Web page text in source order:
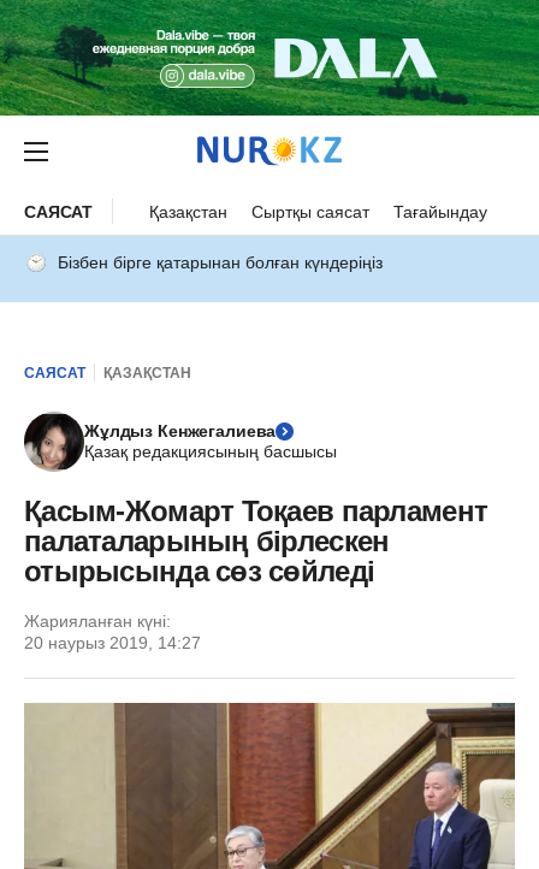
САЯСАТ Қазақстан Сыртқы саясат Тағайындау
Бізбен бірге қатарынан болған күндеріңіз
САЯСАТ ҚАЗАҚСТАН
Жұлдыз Кенжегалиева
Қазақ редакциясының басшысы
Қасым-Жомарт Тоқаев парламент
палаталарының бірлескен
отырысында сөз сөйледі
Жарияланған күні:
20 наурыз 2019, 14:27